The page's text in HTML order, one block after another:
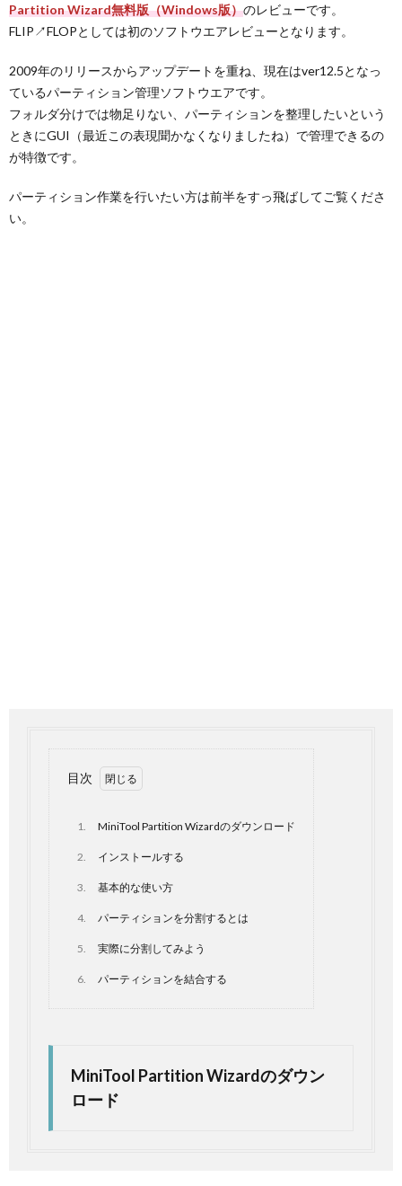
ー
Partition Wizard無料版（Windows版）のレビューです。
FLIP↗FLOPとしては初のソフトウエアレビューとなります。
2009年のリリースからアップデートを重ね、現在はver12.5となっ
ているパーティション管理ソフトウエアです。
フォルダ分けでは物足りない、パーティションを整理したいという
ときにGUI（最近この表現聞かなくなりましたね）で管理できるの
が特徴です。
パーティション作業を行いたい方は前半をすっ飛ばしてご覧くださ
い。
目次
1. MiniTool Partition Wizardのダウンロード
2. インストールする
3. 基本的な使い方
4. パーティションを分割するとは
5. 実際に分割してみよう
6. パーティションを結合する
MiniTool Partition Wizardのダウン
ロード